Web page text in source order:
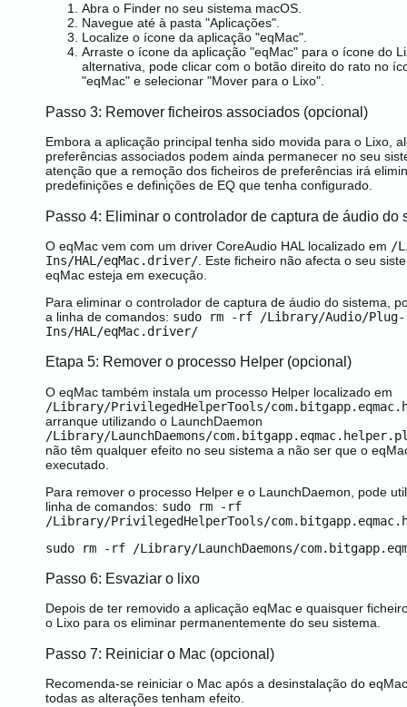
Abra o Finder no seu sistema macOS.
Navegue até à pasta "Aplicações".
Localize o ícone da aplicação "eqMac".
Arraste o ícone da aplicação "eqMac" para o ícone do
alternativa, pode clicar com o botão direito do rato no
"eqMac" e selecionar "Mover para o Lixo".
Passo 3: Remover ficheiros associados (opcional)
Embora a aplicação principal tenha sido movida para o Lixo,
preferências associados podem ainda permanecer no seu
atenção que a remoção dos ficheiros de preferências irá
predefinições e definições de EQ que tenha configurado.
Passo 4: Eliminar o controlador de captura de áudio do
O eqMac vem com um driver CoreAudio HAL localizado em /
Ins/HAL/eqMac.driver/ . Este ficheiro não afecta o seu
eqMac esteja em execução.
Para eliminar o controlador de captura de áudio do sistema,
a linha de comandos: sudo rm -rf /Library/Audio/Plug-
Ins/HAL/eqMac.driver/
Etapa 5: Remover o processo Helper (opcional)
O eqMac também instala um processo Helper localizado em
/Library/PrivilegedHelperTools/
arranque utilizando o LaunchDaemon
/Library/LaunchDaemons/
não têm qualquer efeito no seu sistema a não ser que o
executado.
Para remover o processo Helper e o LaunchDaemon, pode
linha de comandos: sudo rm -rf
/Library/PrivilegedHelperTools/
sudo rm -rf /Library/LaunchDaemons/
Passo 6: Esvaziar o lixo
Depois de ter removido a aplicação eqMac e quaisquer
o Lixo para os eliminar permanentemente do seu sistema.
Passo 7: Reiniciar o Mac (opcional)
Recomenda-se reiniciar o Mac após a desinstalação do
todas as alterações tenham efeito.